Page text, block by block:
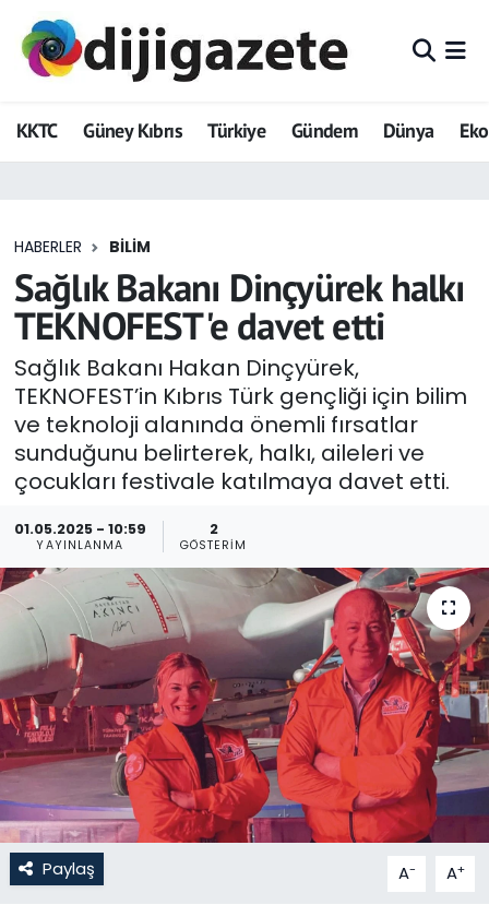
KKTC Güney Kıbrıs Türkiye Gündem Dünya
HABERLER BILIM
Sağlık Bakanı Dinçyürek halkı
TEKNOFEST'e davet etti
Sağlık Bakanı Hakan Dinçyürek,
TEKNOFEST’in Kıbrıs Türk gençliği için bilim
ve teknoloji alanında önemli fırsatlar
sunduğunu belirterek, halkı, aileleri ve
çocukları festivale katılmaya davet etti.
01.05.2025 - 10:59
YAYINLANMA
2
GÖSTERIM
Paylaş A- A+
ADVERTORIAL
Dijigazete
Eğitim
Ekonomi
Foto Galeri
GEZİ
Güncel
Gündem
KKTC
KKTC YEREL SEÇİM 2018
Kültür Sanat
Magazin
Moda
Nöbetçi Eczaneler
Hava Durumu
Trafik Durumu
Tüm Manşetler
Son Dakika Haberleri
Haber Arşivi